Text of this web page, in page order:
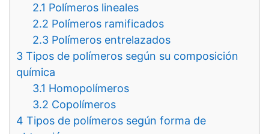
2.1 Polímeros lineales
2.2 Polímeros ramificados
2.3 Polímeros entrelazados
3 Tipos de polímeros según su composición
química
3.1 Homopolímeros
3.2 Copolímeros
4 Tipos de polímeros según forma de